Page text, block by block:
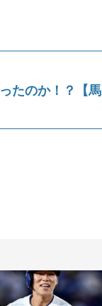
たのか！？【